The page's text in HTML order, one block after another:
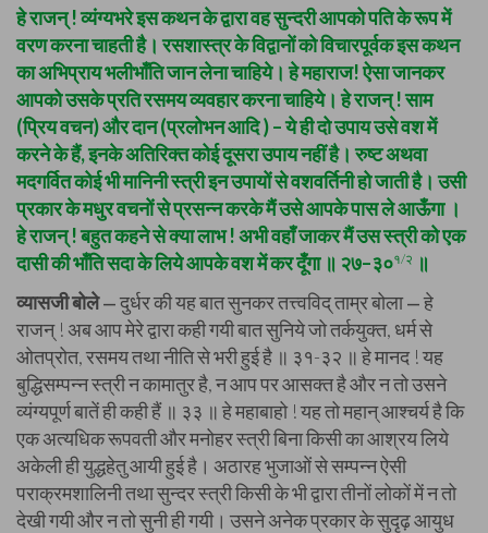
हे राजन् ! व्यंग्यभरे इस कथन के द्वारा वह सुन्दरी आपको पति के रूप में
वरण करना चाहती है। रसशास्त्र के विद्वानों को विचारपूर्वक इस कथन
का अभिप्राय भलीभाँति जान लेना चाहिये। हे महाराज! ऐसा जानकर
आपको उसके प्रति रसमय व्यवहार करना चाहिये। हे राजन् ! साम
(प्रिय वचन) और दान (प्रलोभन आदि ) – ये ही दो उपाय उसे वश में
करने के हैं, इनके अतिरिक्त कोई दूसरा उपाय नहीं है। रुष्ट अथवा
मदगर्वित कोई भी मानिनी स्त्री इन उपायों से वशवर्तिनी हो जाती है। उसी
प्रकार के मधुर वचनों से प्रसन्न करके मैं उसे आपके पास ले आऊँगा ।
हे राजन् ! बहुत कहने से क्या लाभ ! अभी वहाँ जाकर मैं उस स्त्री को एक
दासी की भाँति सदा के लिये आपके वश में कर दूँगा ॥ २७–३०१/२ ॥
व्यासजी बोले— दुर्धर की यह बात सुनकर तत्त्वविद् ताम्र बोला— हे
राजन् ! अब आप मेरे द्वारा कही गयी बात सुनिये जो तर्कयुक्त, धर्म से
ओतप्रोत, रसमय तथा नीति से भरी हुई है ॥ ३१-३२ ॥ हे मानद ! यह
बुद्धिसम्पन्न स्त्री न कामातुर है, न आप पर आसक्त है और न तो उसने
व्यंग्यपूर्ण बातें ही कही हैं ॥ ३३ ॥ हे महाबाहो ! यह तो महान् आश्चर्य है कि
एक अत्यधिक रूपवती और मनोहर स्त्री बिना किसी का आश्रय लिये
अकेली ही युद्धहेतु आयी हुई है। अठारह भुजाओं से सम्पन्न ऐसी
पराक्रमशालिनी तथा सुन्दर स्त्री किसी के भी द्वारा तीनों लोकों में न तो
देखी गयी और न तो सुनी ही गयी। उसने अनेक प्रकार के सुदृढ़ आयुध